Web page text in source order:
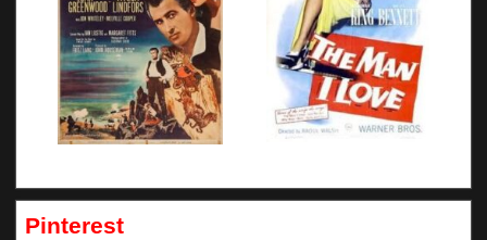
Pinterest